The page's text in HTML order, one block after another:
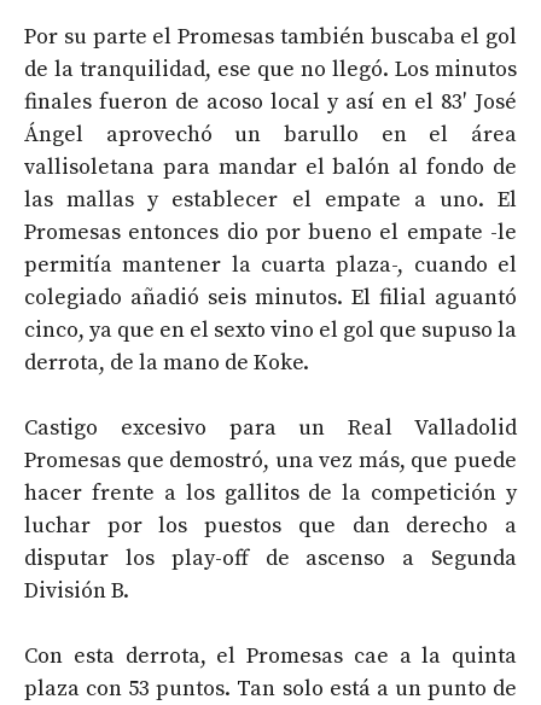
Por su parte el Promesas también buscaba el gol
de la tranquilidad, ese que no llegó. Los minutos
finales fueron de acoso local y así en el 83′ José
Ángel aprovechó un barullo en el área
vallisoletana para mandar el balón al fondo de
las mallas y establecer el empate a uno. El
Promesas entonces dio por bueno el empate -le
permitía mantener la cuarta plaza-, cuando el
colegiado añadió seis minutos. El filial aguantó
cinco, ya que en el sexto vino el gol que supuso la
derrota, de la mano de Koke.
Castigo excesivo para un Real Valladolid
Promesas que demostró, una vez más, que puede
hacer frente a los gallitos de la competición y
luchar por los puestos que dan derecho a
disputar los play-off de ascenso a Segunda
División B.
Con esta derrota, el Promesas cae a la quinta
plaza con 53 puntos. Tan solo está a un punto de